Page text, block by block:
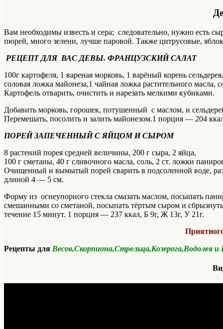
Вам необходимы известь и сера; следовательно, нужно есть
пюрей, много зелени, лучше паровой. Также цитрусовые,
РЕЦЕПТ ДЛЯ ВАС ДЕВЫ. ФРАНЦУЗСКИЙ САЛАТ
100г картофеля, 1 вареная морковь, 1 варёный корень
соловая ложка майонеза,1 чайная ложка растительного масла,
Картофель отварить, очистить и нарезать мелкими кубиками.
Добавить морковь, горошек, потушенный с маслом, и
Перемешать, посолить и залить майонезом.1 порция — 204
ПОРЕЙ ЗАПЕЧЕННЫЙ С ЯЙЦОМ И СЫРОМ
8 растений порея средней величины, 200 г сыра, 2 яйца,
100 г сметаны, 40 г сливочного масла, соль, 2 ст. ложки
Очищенный и вымытый порей сварить в подсоленной воде,
длиной 4 — 5 см.
Форму из огнеупорного стекла смазать маслом, посыпать
смешанными со сметаной, посыпать тёртым сыром и
течение 15 минут. 1 порция — 237 ккал, Б 9г, Ж 13г, У 21г.
Рецепты для Весов,Скорпиона,Стрельца,Козерога,Водолея